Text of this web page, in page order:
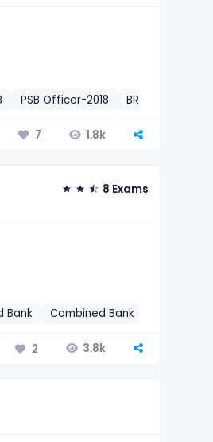
PSB Officer-2018 BRDB
7 1.8k
8 Exams
Bank Combined Bank Officer-2021
2 3.8k